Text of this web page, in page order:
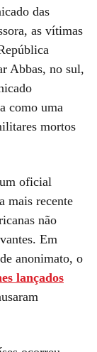
das
as vítimas
Abbas, no sul,
como uma
mortos
oficial
mais recente
não
Em
anonimato, o
lançados